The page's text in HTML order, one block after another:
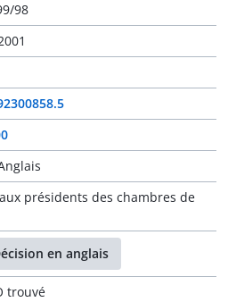
98
présidents des chambres de
en anglais
trouvé